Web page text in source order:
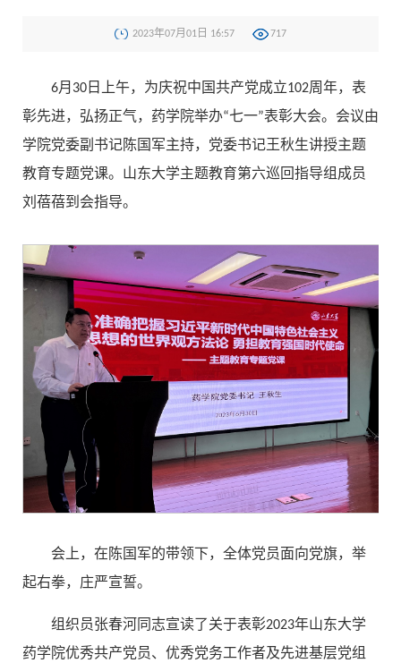
2023年07月01日 16:57 717
6月30日上午，为庆祝中国共产党成立102周年，表
彰先进，弘扬正气，药学院举办“七一”表彰大会。会议由
学院党委副书记陈国军主持，党委书记王秋生讲授主题
教育专题党课。山东大学主题教育第六巡回指导组成员
刘蓓蓓到会指导。
会上，在陈国军的带领下，全体党员面向党旗，举
起右拳，庄严宣誓。
组织员张春河同志宣读了关于表彰2023年山东大学
药学院优秀共产党员、优秀党务工作者及先进基层党组